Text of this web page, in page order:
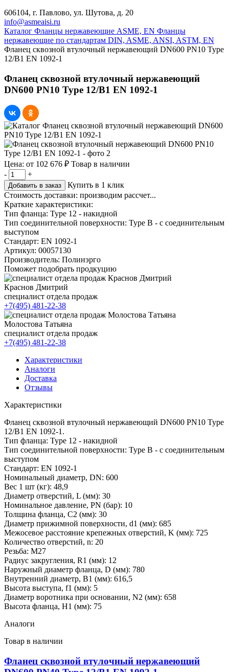
606104, г. Павлово, ул. Шутова, д. 20
info@asmeaisi.ru
Каталог Фланцы нержавеющие ASME, EN Фланцы
нержавеющие по стандартам DIN, ASME, ANSI, ASTM, EN
Фланец сквозной втулочный нержавеющий DN600 PN10 Type
12/B1 EN 1092-1
Фланец сквозной втулочный нержавеющий
DN600 PN10 Type 12/B1 EN 1092-1
Цена: от 102 676 ₽ Товар в наличии
-
+
Добавить в заказ
Купить в 1 клик
Стоимость доставки: производим рассчет...
Краткие характеристики:
Тип фланца: Type 12 - накидной
Тип соединительной поверхности: Type B - с соединительным
выступом
Стандарт: EN 1092-1
Артикул: 00057130
Производитель: Полинэрго
Поможет подобрать продкуцию
Краснов Дмитрий
специалист отдела продаж
+7(495) 481-22-38
Молостова Татьяна
специалист отдела продаж
+7(495) 481-22-38
Характеристики
Аналоги
Доставка
Отзывы
Характеристики
Фланец сквозной втулочный нержавеющий DN600 PN10 Type
12/B1 EN 1092-1.
Тип фланца: Type 12 - накидной
Тип соединительной поверхности: Type B - с соединительным
выступом
Стандарт: EN 1092-1
Номинальный диаметр, DN: 600
Вес 1 шт (кг): 48,9
Диаметр отверстий, L (мм): 30
Номинальное давление, PN (бар): 10
Толщина фланца, C2 (мм): 30
Диаметр прижимной поверхности, d1 (мм): 685
Межосевое расстояние крепежных отверстий, K (мм): 725
Количество отверстий, n: 20
Резьба: M27
Радиус закругления, R1 (мм): 12
Наружный диаметр фланца, D (мм): 780
Внутренний диаметр, B1 (мм): 616,5
Высота выступа, f1 (мм): 5
Диаметр воротника при основании, N2 (мм): 658
Высота фланца, Н1 (мм): 75
Аналоги
Товар в наличии
Фланец сквозной втулочный нержавеющий